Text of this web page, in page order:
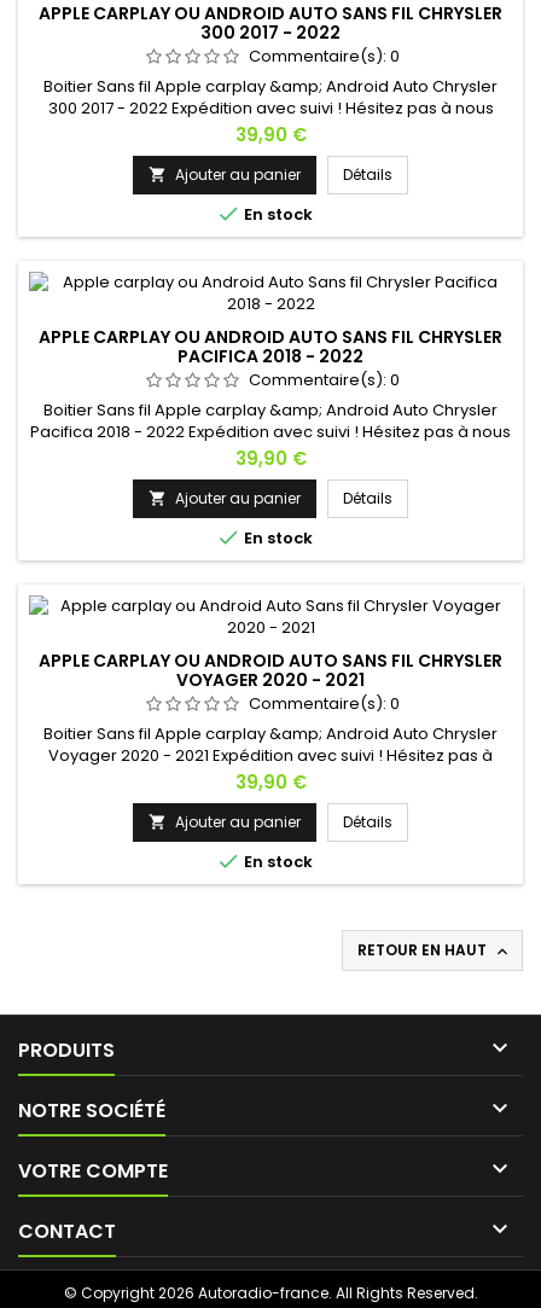
APPLE CARPLAY OU ANDROID AUTO SANS FIL CHRYSLER
300 2017 - 2022
Commentaire(s): 0
Boitier Sans fil Apple carplay &amp; Android Auto Chrysler
300 2017 - 2022 Expédition avec suivi ! Hésitez pas à nous
contacter si vous avez une question !
Prix
39,90 €
 Ajouter au panier Détails
 En stock
APPLE CARPLAY OU ANDROID AUTO SANS FIL CHRYSLER
PACIFICA 2018 - 2022
Commentaire(s): 0
Boitier Sans fil Apple carplay &amp; Android Auto Chrysler
Pacifica 2018 - 2022 Expédition avec suivi ! Hésitez pas à nous
contacter si vous avez une question !
Prix
39,90 €
 Ajouter au panier Détails
 En stock
APPLE CARPLAY OU ANDROID AUTO SANS FIL CHRYSLER
VOYAGER 2020 - 2021
Commentaire(s): 0
Boitier Sans fil Apple carplay &amp; Android Auto Chrysler
Voyager 2020 - 2021 Expédition avec suivi ! Hésitez pas à
nous contacter si vous avez une question !
Prix
39,90 €
 Ajouter au panier Détails
 En stock
RETOUR EN HAUT 
PRODUITS 
NOTRE SOCIÉTÉ 
VOTRE COMPTE 
CONTACT 
© Copyright 2026 Autoradio-france. All Rights Reserved.